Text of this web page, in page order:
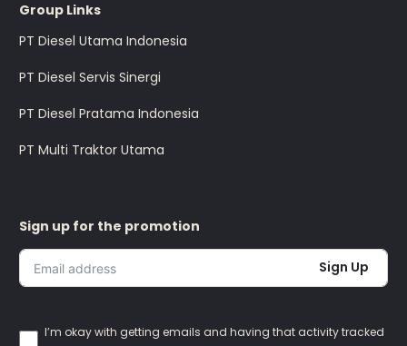
Group Links
PT Diesel Utama Indonesia
PT Diesel Servis Sinergi
PT Diesel Pratama Indonesia
PT Multi Traktor Utama
Sign up for the promotion
Sign Up
I’m okay with getting emails and having that activity tracked